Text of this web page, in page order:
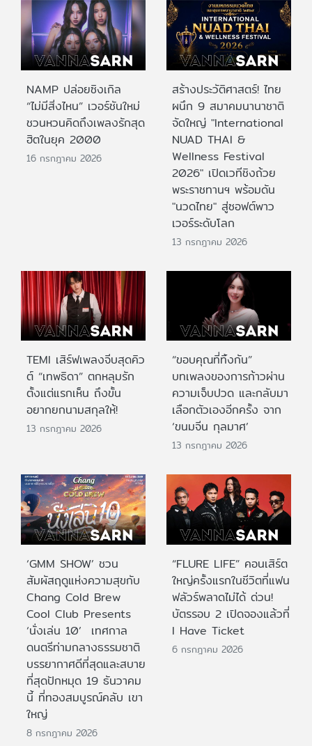
NAMP ปล่อยซิงเกิล
“ไม่มีสิ่งไหน” เวอร์ชันใหม่
ชวนหวนคิดถึงเพลงรักสุด
ฮิตในยุค 2000
16 กรกฎาคม 2026
สร้างประวัติศาสตร์! ไทย
ผนึก 9 สมาคมนานาชาติ
จัดใหญ่ "International
NUAD THAI &
Wellness Festival
2026" เปิดเวทีชิงถ้วย
พระราชทานฯ พร้อมดัน
"นวดไทย" สู่ซอฟต์พาว
เวอร์ระดับโลก
13 กรกฎาคม 2026
TEMI เสิร์ฟเพลงจีบสุดคิว
ต์ “เทพธิดา” ตกหลุมรัก
ตั้งแต่แรกเห็น ถึงขั้น
อยากยกนามสกุลให้!
13 กรกฎาคม 2026
“ขอบคุณที่ทิ้งกัน”
บทเพลงของการก้าวผ่าน
ความเจ็บปวด และกลับมา
เลือกตัวเองอีกครั้ง จาก
‘ขนมจีน กุลมาศ’
13 กรกฎาคม 2026
‘GMM SHOW’ ชวน
สัมผัสฤดูแห่งความสุขกับ
Chang Cold Brew
Cool Club Presents
‘นั่งเล่น 10’ เทศกาล
ดนตรีท่ามกลางธรรมชาติ
บรรยากาศดีที่สุดและสบาย
ที่สุดปักหมุด 19 ธันวาคม
นี้ ที่ทองสมบูรณ์คลับ เขา
ใหญ่
8 กรกฎาคม 2026
“FLURE LIFE” คอนเสิร์ต
ใหญ่ครั้งแรกในชีวิตที่แฟน
ฟลัวร์พลาดไม่ได้ ด่วน!
บัตรรอบ 2 เปิดจองแล้วที่
I Have Ticket
6 กรกฎาคม 2026